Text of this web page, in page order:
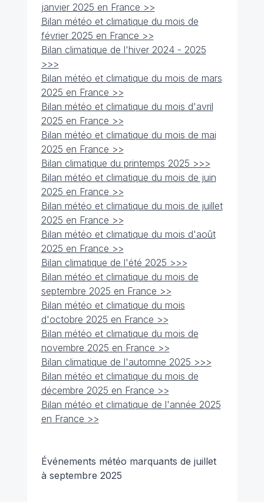
janvier 2025 en France >>
Bilan météo et climatique du mois de
février 2025 en France >>
Bilan climatique de l'hiver 2024 - 2025
>>>
Bilan météo et climatique du mois de mars
2025 en France >>
Bilan météo et climatique du mois d'avril
2025 en France >>
Bilan météo et climatique du mois de mai
2025 en France >>
Bilan climatique du printemps 2025 >>>
Bilan météo et climatique du mois de juin
2025 en France >>
Bilan météo et climatique du mois de juillet
2025 en France >>
Bilan météo et climatique du mois d'août
2025 en France >>
Bilan climatique de l'été 2025 >>>
Bilan météo et climatique du mois de
septembre 2025 en France >>
Bilan météo et climatique du mois
d'octobre 2025 en France >>
Bilan météo et climatique du mois de
novembre 2025 en France >>
Bilan climatique de l'automne 2025 >>>
Bilan météo et climatique du mois de
décembre 2025 en France >>
Bilan météo et climatique de l'année 2025
en France >>
Événements météo marquants de juillet
à septembre 2025